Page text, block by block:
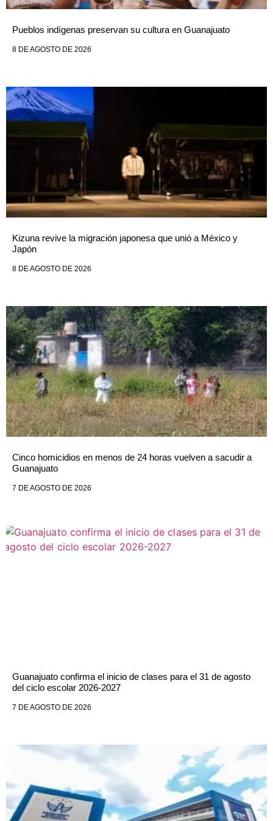
Pueblos indígenas preservan su cultura en Guanajuato
8 DE AGOSTO DE 2026
Kizuna revive la migración japonesa que unió a México y
Japón
8 DE AGOSTO DE 2026
Cinco homicidios en menos de 24 horas vuelven a sacudir a
Guanajuato
7 DE AGOSTO DE 2026
Guanajuato confirma el inicio de clases para el 31 de agosto
del ciclo escolar 2026-2027
7 DE AGOSTO DE 2026